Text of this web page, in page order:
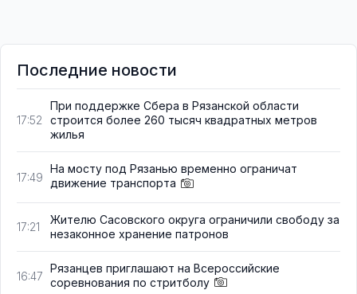
Последние новости
17:52
При поддержке Сбера в Рязанской области
строится более 260 тысяч квадратных метров
жилья
17:49
На мосту под Рязанью временно ограничат
движение транспорта
17:21
Жителю Сасовского округа ограничили свободу за
незаконное хранение патронов
16:47
Рязанцев приглашают на Всероссийские
соревнования по стритболу